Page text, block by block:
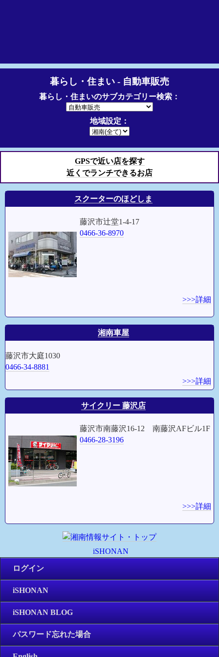
暮らし・住まい - 自動車販売
暮らし・住まいのサブカテゴリー検索：
地域設定：
GPSで近い店を探す
近くでランチできるお店
スクーターのほどしま
藤沢市辻堂1-4-17
0466-36-8970
>>>詳細
湘南車屋
藤沢市大庭1030
0466-34-8881
>>>詳細
サイクリー 藤沢店
藤沢市南藤沢16-12 南藤沢AFビル1F
0466-28-3196
>>>詳細
iSHONAN
ログイン
iSHONAN
iSHONAN BLOG
パスワード忘れた場合